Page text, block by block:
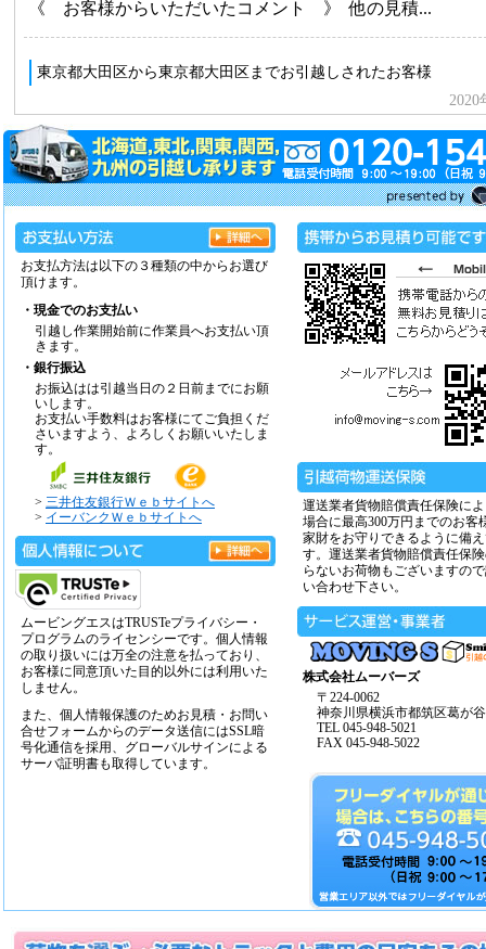
お支払方法は以下の３種類の中からお選び
頂けます。
・現金でのお支払い
引越し作業開始前に作業員へお支払い頂
きます。
・銀行振込
お振込はは引越当日の２日前までにお願
いします。
お支払い手数料はお客様にてご負担くだ
さいますよう、よろしくお願いいたしま
す。
> 三井住友銀行Ｗｅｂサイトへ
> イーバンクＷｅｂサイトへ
ムービングエスはTRUSTeプライバシー・
プログラムのライセンシーです。個人情報
の取り扱いには万全の注意を払っており、
お客様に同意頂いた目的以外には利用いた
しません。
また、個人情報保護のためお見積・お問い
合せフォームからのデータ送信にはSSL暗
号化通信を採用、グローバルサインによる
サーバ証明書も取得しています。
運送業者貨物賠償責任保険に
場合に最高300万円までのお客
家財をお守りできるように備
す。運送業者貨物賠償責任保
らないお荷物もございますの
い合わせ下さい。
株式会社ムーバーズ
〒224-0062
神奈川県横浜市都筑区葛が
TEL 045-948-5021
FAX 045-948-5022